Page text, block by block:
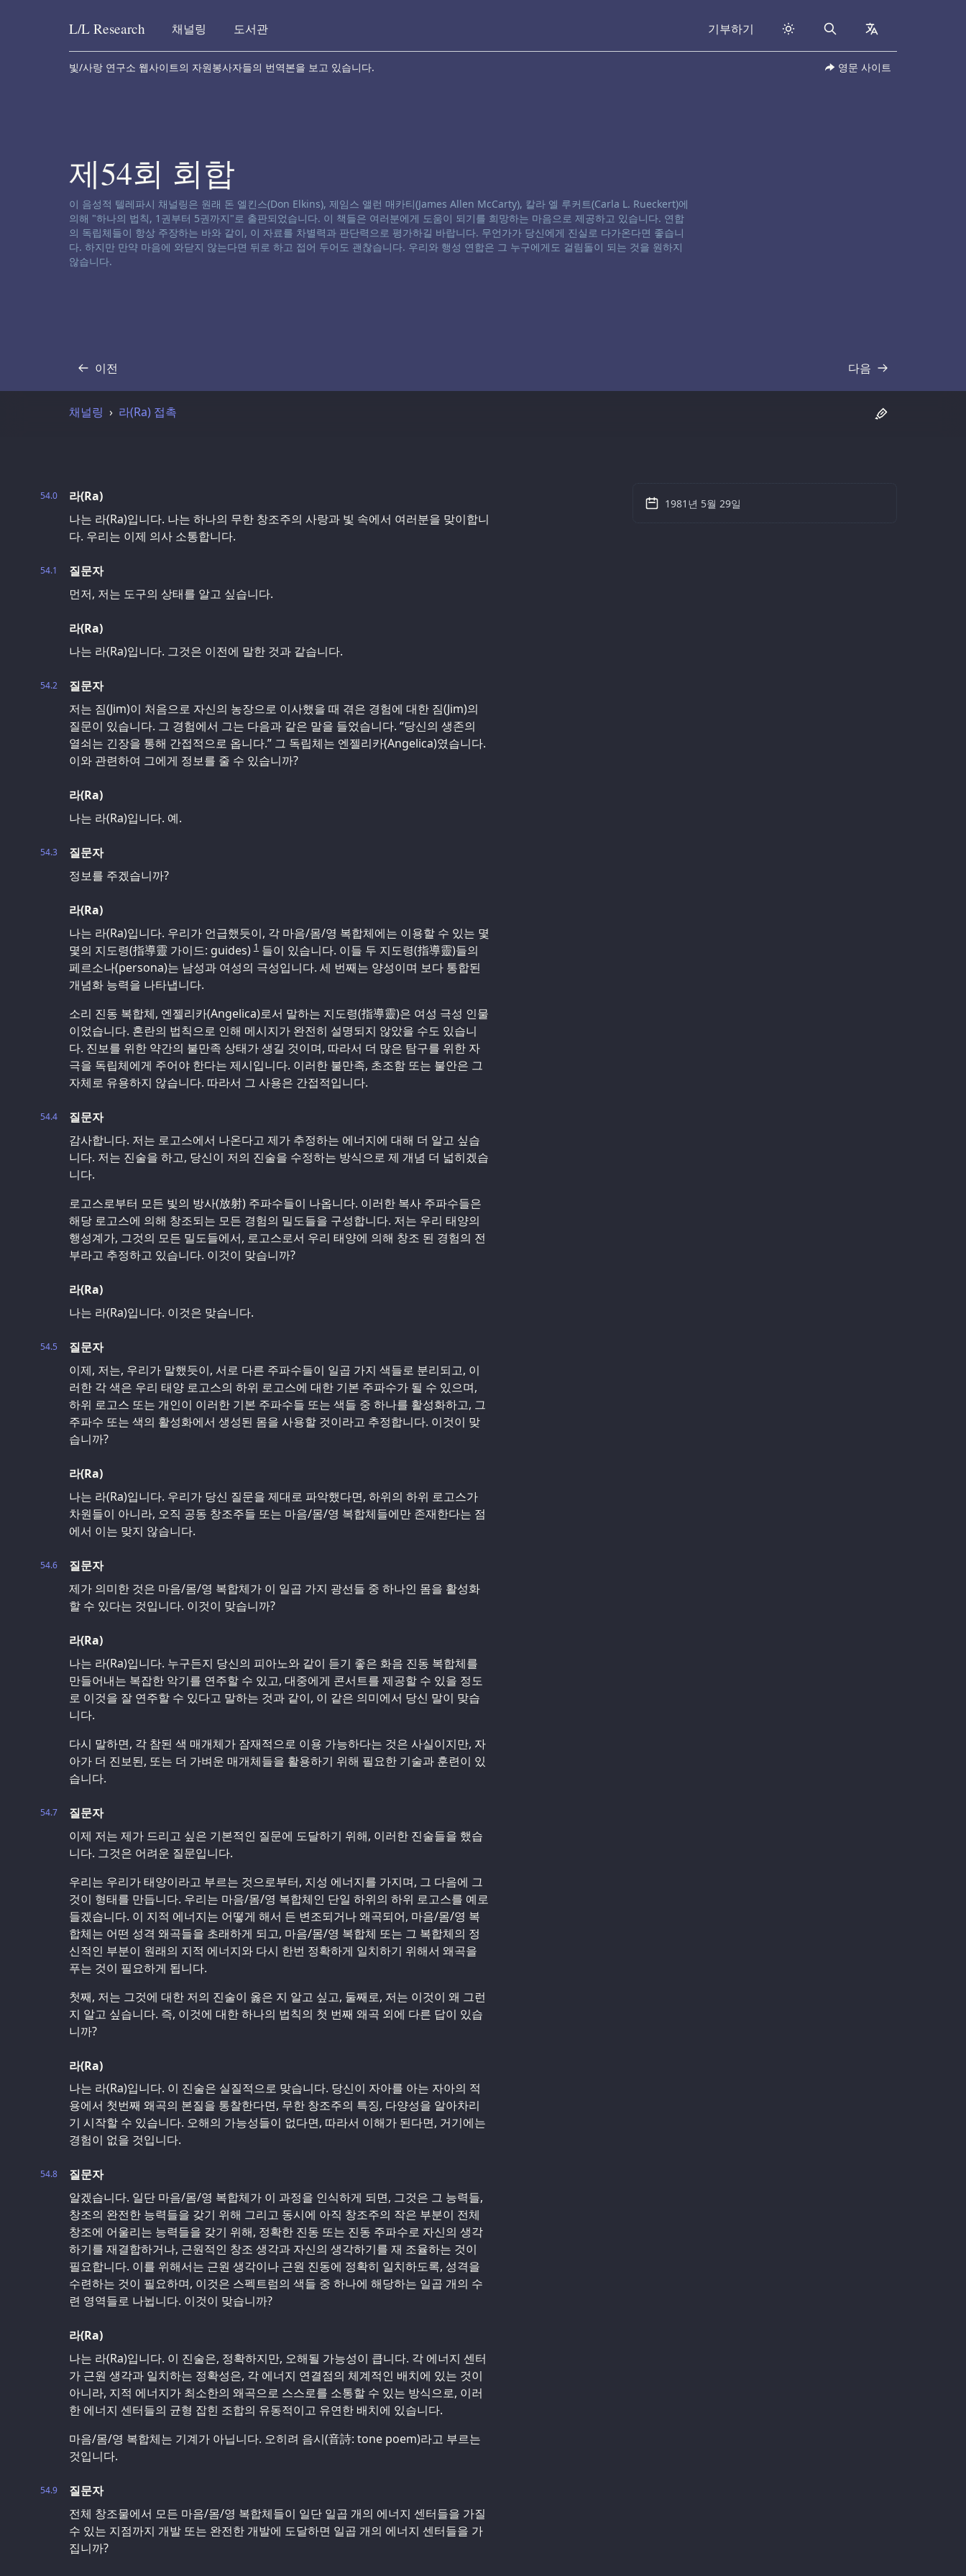
Skip to content
L/L Research 채널링 도서관 기부하기 Search collapsed
빛/사랑 연구소 웹사이트의 자원봉사자들의 번역본을 보고 있습니다. 영문 사이트
제54회 회합
채널링 면책 성명서:
이 음성적 텔레파시 채널링은 원래 돈 엘킨스(Don Elkins), 제임스 앨런 매카티(James Allen McCarty), 칼라 엘 루커트(Carla L. Rueckert)에
의해 "하나의 법칙, 1권부터 5권까지"로 출판되었습니다. 이 책들은 여러분에게 도움이 되기를 희망하는 마음으로 제공하고 있습니다. 연합
의 독립체들이 항상 주장하는 바와 같이, 이 자료를 차별력과 판단력으로 평가하길 바랍니다. 무언가가 당신에게 진실로 다가온다면 좋습니
다. 하지만 만약 마음에 와닫지 않는다면 뒤로 하고 접어 두어도 괜찮습니다. 우리와 행성 연합은 그 누구에게도 걸림돌이 되는 것을 원하지
않습니다.
이전
기록 다음
기록
채널링 라(Ra) 접촉
54.0
라(Ra)
나는 라(Ra)입니다. 나는 하나의 무한 창조주의 사랑과 빛 속에서 여러분을 맞이합니
다. 우리는 이제 의사 소통합니다.
54.1
질문자
먼저, 저는 도구의 상태를 알고 싶습니다.
라(Ra)
나는 라(Ra)입니다. 그것은 이전에 말한 것과 같습니다.
54.2
질문자
저는 짐(Jim)이 처음으로 자신의 농장으로 이사했을 때 겪은 경험에 대한 짐(Jim)의
질문이 있습니다. 그 경험에서 그는 다음과 같은 말을 들었습니다. “당신의 생존의
열쇠는 긴장을 통해 간접적으로 옵니다.” 그 독립체는 엔젤리카(Angelica)였습니다.
이와 관련하여 그에게 정보를 줄 수 있습니까?
라(Ra)
나는 라(Ra)입니다. 예.
54.3
질문자
정보를 주겠습니까?
라(Ra)
나는 라(Ra)입니다. 우리가 언급했듯이, 각 마음/몸/영 복합체에는 이용할 수 있는 몇
몇의 지도령(指導靈 가이드: guides) 1 들이 있습니다. 이들 두 지도령(指導靈)들의
페르소나(persona)는 남성과 여성의 극성입니다. 세 번째는 양성이며 보다 통합된
개념화 능력을 나타냅니다.
소리 진동 복합체, 엔젤리카(Angelica)로서 말하는 지도령(指導靈)은 여성 극성 인물
이었습니다. 혼란의 법칙으로 인해 메시지가 완전히 설명되지 않았을 수도 있습니
다. 진보를 위한 약간의 불만족 상태가 생길 것이며, 따라서 더 많은 탐구를 위한 자
극을 독립체에게 주어야 한다는 제시입니다. 이러한 불만족, 초조함 또는 불안은 그
자체로 유용하지 않습니다. 따라서 그 사용은 간접적입니다.
54.4
질문자
감사합니다. 저는 로고스에서 나온다고 제가 추정하는 에너지에 대해 더 알고 싶습
니다. 저는 진술을 하고, 당신이 저의 진술을 수정하는 방식으로 제 개념 더 넓히겠습
니다.
로고스로부터 모든 빛의 방사(放射) 주파수들이 나옵니다. 이러한 복사 주파수들은
해당 로고스에 의해 창조되는 모든 경험의 밀도들을 구성합니다. 저는 우리 태양의
행성계가, 그것의 모든 밀도들에서, 로고스로서 우리 태양에 의해 창조 된 경험의 전
부라고 추정하고 있습니다. 이것이 맞습니까?
라(Ra)
나는 라(Ra)입니다. 이것은 맞습니다.
54.5
질문자
이제, 저는, 우리가 말했듯이, 서로 다른 주파수들이 일곱 가지 색들로 분리되고, 이
러한 각 색은 우리 태양 로고스의 하위 로고스에 대한 기본 주파수가 될 수 있으며,
하위 로고스 또는 개인이 이러한 기본 주파수들 또는 색들 중 하나를 활성화하고, 그
주파수 또는 색의 활성화에서 생성된 몸을 사용할 것이라고 추정합니다. 이것이 맞
습니까?
라(Ra)
나는 라(Ra)입니다. 우리가 당신 질문을 제대로 파악했다면, 하위의 하위 로고스가
차원들이 아니라, 오직 공동 창조주들 또는 마음/몸/영 복합체들에만 존재한다는 점
에서 이는 맞지 않습니다.
54.6
질문자
제가 의미한 것은 마음/몸/영 복합체가 이 일곱 가지 광선들 중 하나인 몸을 활성화
할 수 있다는 것입니다. 이것이 맞습니까?
라(Ra)
나는 라(Ra)입니다. 누구든지 당신의 피아노와 같이 듣기 좋은 화음 진동 복합체를
만들어내는 복잡한 악기를 연주할 수 있고, 대중에게 콘서트를 제공할 수 있을 정도
로 이것을 잘 연주할 수 있다고 말하는 것과 같이, 이 같은 의미에서 당신 말이 맞습
니다.
다시 말하면, 각 참된 색 매개체가 잠재적으로 이용 가능하다는 것은 사실이지만, 자
아가 더 진보된, 또는 더 가벼운 매개체들을 활용하기 위해 필요한 기술과 훈련이 있
습니다.
54.7
질문자
이제 저는 제가 드리고 싶은 기본적인 질문에 도달하기 위해, 이러한 진술들을 했습
니다. 그것은 어려운 질문입니다.
우리는 우리가 태양이라고 부르는 것으로부터, 지성 에너지를 가지며, 그 다음에 그
것이 형태를 만듭니다. 우리는 마음/몸/영 복합체인 단일 하위의 하위 로고스를 예로
들겠습니다. 이 지적 에너지는 어떻게 해서 든 변조되거나 왜곡되어, 마음/몸/영 복
합체는 어떤 성격 왜곡들을 초래하게 되고, 마음/몸/영 복합체 또는 그 복합체의 정
신적인 부분이 원래의 지적 에너지와 다시 한번 정확하게 일치하기 위해서 왜곡을
푸는 것이 필요하게 됩니다.
첫째, 저는 그것에 대한 저의 진술이 옳은 지 알고 싶고, 둘째로, 저는 이것이 왜 그런
지 알고 싶습니다. 즉, 이것에 대한 하나의 법칙의 첫 번째 왜곡 외에 다른 답이 있습
니까?
라(Ra)
나는 라(Ra)입니다. 이 진술은 실질적으로 맞습니다. 당신이 자아를 아는 자아의 적
용에서 첫번째 왜곡의 본질을 통찰한다면, 무한 창조주의 특징, 다양성을 알아차리
기 시작할 수 있습니다. 오해의 가능성들이 없다면, 따라서 이해가 된다면, 거기에는
경험이 없을 것입니다.
54.8
질문자
알겠습니다. 일단 마음/몸/영 복합체가 이 과정을 인식하게 되면, 그것은 그 능력들,
창조의 완전한 능력들을 갖기 위해 그리고 동시에 아직 창조주의 작은 부분이 전체
창조에 어울리는 능력들을 갖기 위해, 정확한 진동 또는 진동 주파수로 자신의 생각
하기를 재결합하거나, 근원적인 창조 생각과 자신의 생각하기를 재 조율하는 것이
필요합니다. 이를 위해서는 근원 생각이나 근원 진동에 정확히 일치하도록, 성격을
수련하는 것이 필요하며, 이것은 스펙트럼의 색들 중 하나에 해당하는 일곱 개의 수
련 영역들로 나뉩니다. 이것이 맞습니까?
라(Ra)
나는 라(Ra)입니다. 이 진술은, 정확하지만, 오해될 가능성이 큽니다. 각 에너지 센터
가 근원 생각과 일치하는 정확성은, 각 에너지 연결점의 체계적인 배치에 있는 것이
아니라, 지적 에너지가 최소한의 왜곡으로 스스로를 소통할 수 있는 방식으로, 이러
한 에너지 센터들의 균형 잡힌 조합의 유동적이고 유연한 배치에 있습니다.
마음/몸/영 복합체는 기계가 아닙니다. 오히려 음시(音詩: tone poem)라고 부르는
것입니다.
54.9
질문자
전체 창조물에서 모든 마음/몸/영 복합체들이 일단 일곱 개의 에너지 센터들을 가질
수 있는 지점까지 개발 또는 완전한 개발에 도달하면 일곱 개의 에너지 센터들을 가
집니까?
1981년 5월 29일